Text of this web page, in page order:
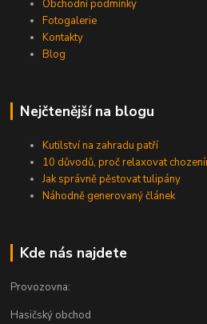
Obchodní podmínky
Fotogalerie
Kontakty
Blog
Nejčtenější na blogu
Kutilství na zahradu patří
10 důvodů, proč relaxovat
Jak správně pěstovat tulipány
Náhodně generovaný článek
Kde nás najdete
Provozovna:
Hasičský obchod